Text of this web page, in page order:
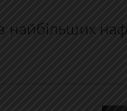
найбільших